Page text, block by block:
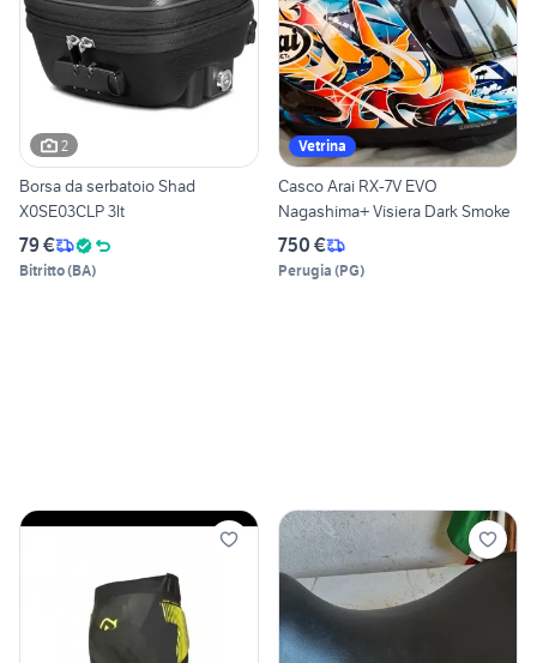
2
Borsa da serbatoio Shad
X0SE03CLP 3lt
79 €
Bitritto(BA)
Vetrina
Casco Arai RX-7V EVO
Nagashima+ Visiera Dark Smoke
750 €
Perugia (PG)